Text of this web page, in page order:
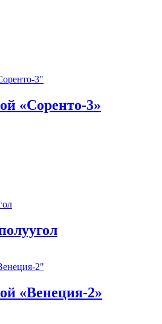
«Соренто-3»
«Венеция-2»